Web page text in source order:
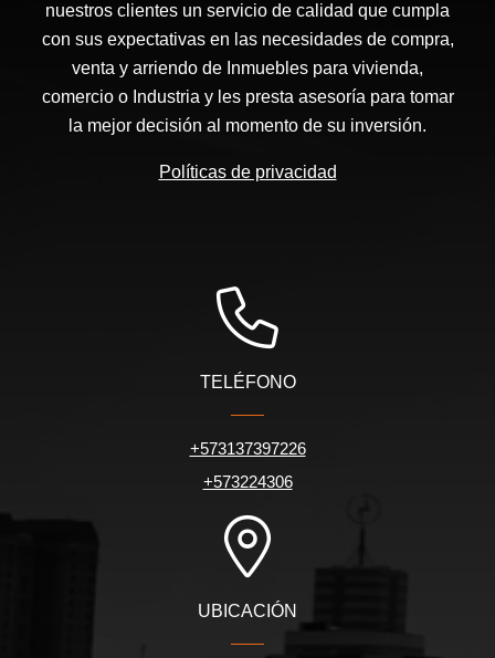
nuestros clientes un servicio de calidad que cumpla
con sus expectativas en las necesidades de compra,
venta y arriendo de Inmuebles para vivienda,
comercio o Industria y les presta asesoría para tomar
la mejor decisión al momento de su inversión.
Políticas de privacidad
TELÉFONO
+573137397226
+573224306
UBICACIÓN